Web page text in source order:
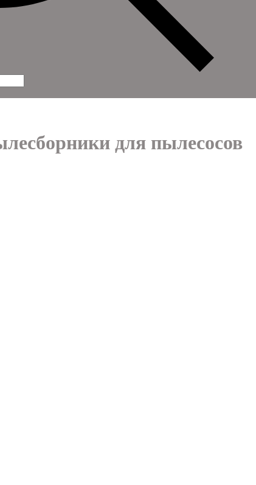
для пылесосов